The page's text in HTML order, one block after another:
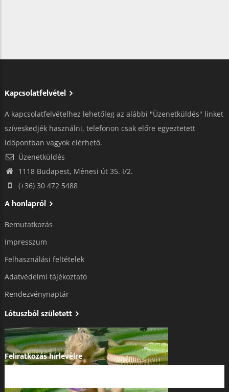
Kapcsolatfelvétel
A kapcsolatfelvételhez lehetőleg az alábbi "Üzenetküldés" linket
szíveskedjék használni, telefonon csak előre egyeztetett
időpontban vagyok elérhető.
Üzenetküldés
1118 Budapest, Ménesi út 35. I/2.
(+36) 30 472 5488
A honlapról
Bemutatkozás
Impresszum
Felhasználási feltételek
Adatvédelmi tájékoztató​
Rendezvénynaptár
Lótuszból született
Feliratkozás hírlevélre